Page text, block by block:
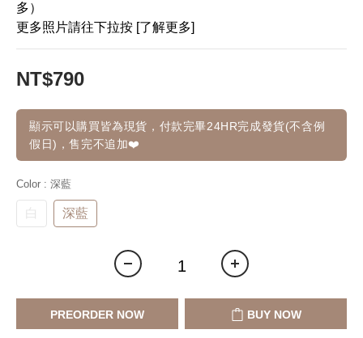
多）
更多照片請往下拉按 [了解更多]
NT$790
顯示可以購買皆為現貨，付款完畢24HR完成發貨(不含例
假日)，售完不追加❤️
Color : 深藍
白 深藍
PREORDER NOW BUY NOW